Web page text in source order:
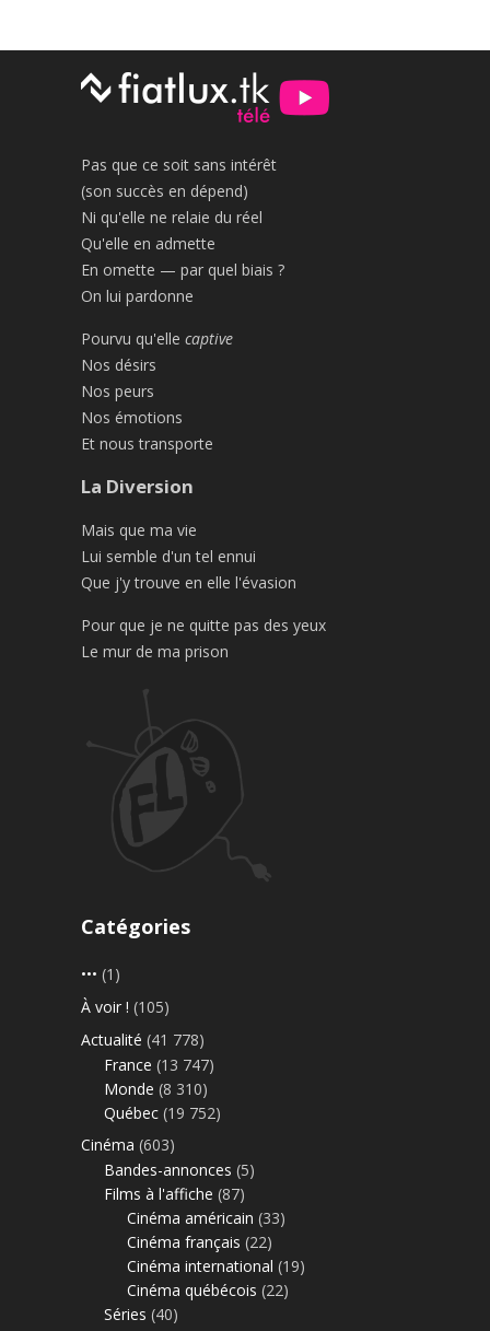
Pas que ce soit sans intérêt
(son succès en dépend)
Ni qu'elle ne relaie du réel
Qu'elle en admette
En omette — par quel biais ?
On lui pardonne
Pourvu qu'elle captive
Nos désirs
Nos peurs
Nos émotions
Et nous transporte
La Diversion
Mais que ma vie
Lui semble d'un tel ennui
Que j'y trouve en elle l'évasion
Pour que je ne quitte pas des yeux
Le mur de ma prison
Catégories
••• (1)
À voir ! (105)
Actualité (41 778)
France (13 747)
Monde (8 310)
Québec (19 752)
Cinéma (603)
Bandes-annonces (5)
Films à l'affiche (87)
Cinéma américain (33)
Cinéma français (22)
Cinéma international (19)
Cinéma québécois (22)
Séries (40)